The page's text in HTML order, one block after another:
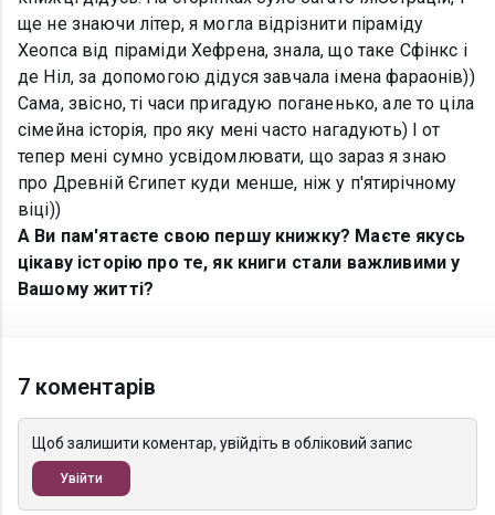
ще не знаючи літер, я могла відрізнити піраміду
Хеопса від піраміди Хефрена, знала, що таке Сфінкс і
де Ніл, за допомогою дідуся завчала імена фараонів))
Сама, звісно, ті часи пригадую поганенько, але то ціла
сімейна історія, про яку мені часто нагадують) І от
тепер мені сумно усвідомлювати, що зараз я знаю
про Древній Єгипет куди менше, ніж у п'ятирічному
віці))
А Ви пам'ятаєте свою першу книжку? Маєте якусь
цікаву історію про те, як книги стали важливими у
Вашому житті?
7 коментарів
Щоб залишити коментар, увійдіть в обліковий запис
Увійти